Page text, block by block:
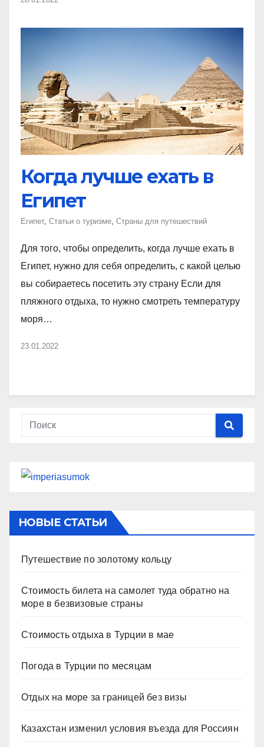
Когда лучше ехать в
Египет
Египет, Статьи о туризме, Страны для путешествий
Для того, чтобы определить, когда лучше ехать в
Египет, нужно для себя определить, с какой целью
вы собираетесь посетить эту страну Если для
пляжного отдыха, то нужно смотреть температуру
моря…
23.01.2022
НОВЫЕ СТАТЬИ
Путешествие по золотому кольцу
Стоимость билета на самолет туда обратно на
море в безвизовые страны
Стоимость отдыха в Турции в мае
Погода в Турции по месяцам
Отдых на море за границей без визы
Казахстан изменил условия въезда для Россиян